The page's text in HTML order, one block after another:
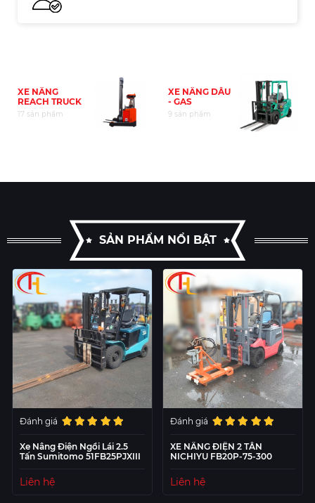
XE NÂNG DẦU
- GAS
9 sản phẩm
PHỤ KIỆN
15 sản phẩm
SẢN PHẨM NỔI BẬT
Đánh giá
Xe Nâng Điện Ngồi Lái 2.5
Tấn Sumitomo 51FB25PJXIII
Liên hệ
Đánh giá
XE NÂNG ĐIỆN 2 TẤN
NICHIYU FB20P-75-300
Liên hệ